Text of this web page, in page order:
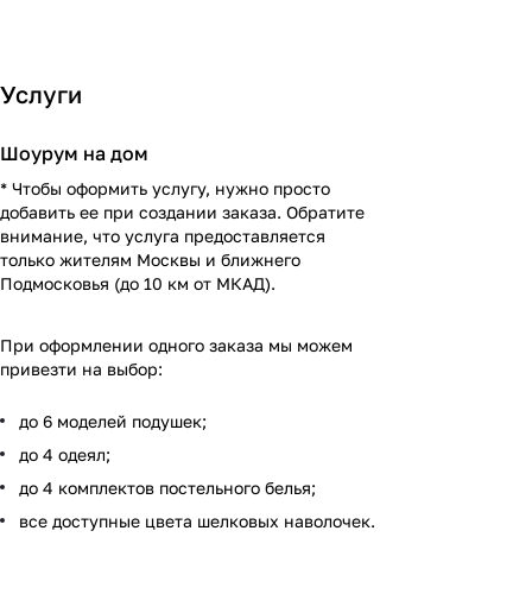
Услуги
Шоурум на дом
* Чтобы оформить услугу, нужно просто
добавить ее при создании заказа. Обратите
внимание, что услуга предоставляется
только жителям Москвы и ближнего
Подмосковья (до 10 км от МКАД).
При оформлении одного заказа мы можем
привезти на выбор:
до 6 моделей подушек;
до 4 одеял;
до 4 комплектов постельного белья;
все доступные цвета шелковых наволочек.